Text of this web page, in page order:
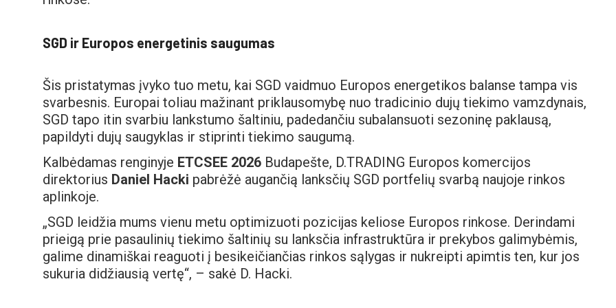
SGD ir Europos energetinis saugumas
Šis pristatymas įvyko tuo metu, kai SGD vaidmuo Europos energetikos balanse tampa vis
svarbesnis. Europai toliau mažinant priklausomybę nuo tradicinio dujų tiekimo vamzdynais,
SGD tapo itin svarbiu lankstumo šaltiniu, padedančiu subalansuoti sezoninę paklausą,
papildyti dujų saugyklas ir stiprinti tiekimo saugumą.
Kalbėdamas renginyje ETCSEE 2026 Budapešte, D.TRADING Europos komercijos
direktorius Daniel Hacki pabrėžė augančią lanksčių SGD portfelių svarbą naujoje rinkos
aplinkoje.
„SGD leidžia mums vienu metu optimizuoti pozicijas keliose Europos rinkose. Derindami
prieigą prie pasaulinių tiekimo šaltinių su lanksčia infrastruktūra ir prekybos galimybėmis,
galime dinamiškai reaguoti į besikeičiančias rinkos sąlygas ir nukreipti apimtis ten, kur jos
sukuria didžiausią vertę“, – sakė D. Hacki.